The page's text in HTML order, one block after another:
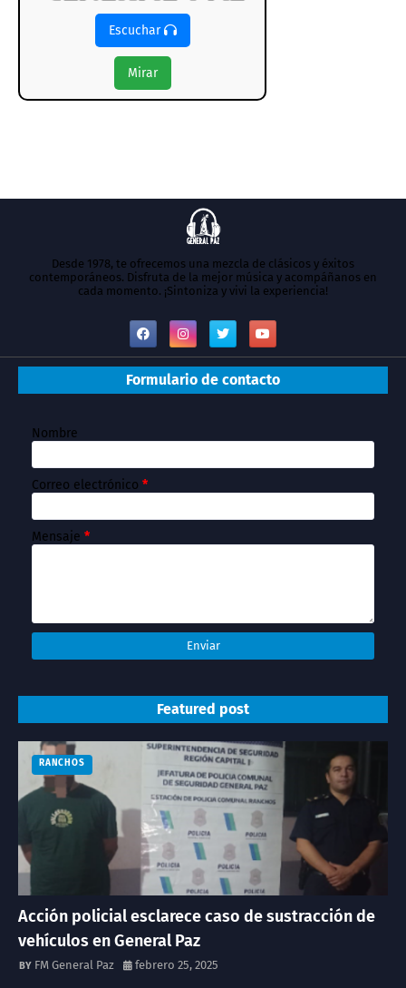
Escuchar
Mirar
Desde 1978, te ofrecemos una mezcla de clásicos y éxitos
contemporáneos. Disfruta de la mejor música y acompáñanos en
cada momento. ¡Sintoniza y vivi la experiencia!
Formulario de contacto
Nombre
Correo electrónico *
Mensaje *
Featured post
RANCHOS
Acción policial esclarece caso de sustracción de
vehículos en General Paz
FM General Paz febrero 25, 2025